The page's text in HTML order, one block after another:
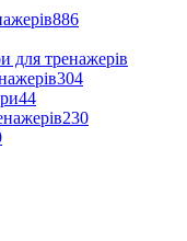
886
для тренажерів
304
44
230